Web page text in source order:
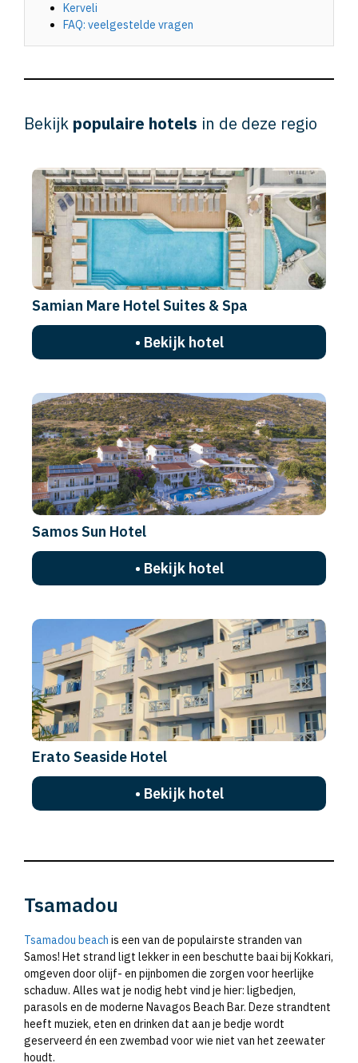
Kerveli
FAQ: veelgestelde vragen
Bekijk populaire hotels in de deze regio
Samian Mare Hotel Suites & Spa
• Bekijk hotel
Samos Sun Hotel
• Bekijk hotel
Erato Seaside Hotel
• Bekijk hotel
Tsamadou
Tsamadou beach is een van de populairste stranden van
Samos! Het strand ligt lekker in een beschutte baai bij Kokkari,
omgeven door olijf- en pijnbomen die zorgen voor heerlijke
schaduw. Alles wat je nodig hebt vind je hier: ligbedjen,
parasols en de moderne Navagos Beach Bar. Deze strandtent
heeft muziek, eten en drinken dat aan je bedje wordt
geserveerd én een zwembad voor wie niet van het zeewater
houdt.